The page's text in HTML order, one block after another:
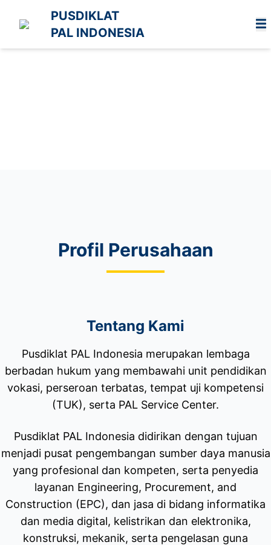
PUSDIKLAT
PAL INDONESIA
Profil Perusahaan
Tentang Kami
Pusdiklat PAL Indonesia merupakan lembaga
berbadan hukum yang membawahi unit pendidikan
vokasi, perseroan terbatas, tempat uji kompetensi
(TUK), serta PAL Service Center.
Pusdiklat PAL Indonesia didirikan dengan tujuan
menjadi pusat pengembangan sumber daya manusia
yang profesional dan kompeten, serta penyedia
layanan Engineering, Procurement, and
Construction (EPC), dan jasa di bidang informatika
dan media digital, kelistrikan dan elektronika,
konstruksi, mekanik, serta pengelasan guna